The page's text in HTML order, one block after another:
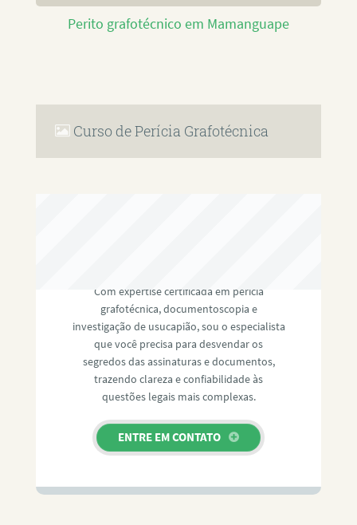
Perito grafotécnico em Mamanguape
Curso de Perícia Grafotécnica
Com expertise certificada em perícia
grafotécnica, documentoscopia e
investigação de usucapião, sou o especialista
que você precisa para desvendar os
segredos das assinaturas e documentos,
trazendo clareza e confiabilidade às
questões legais mais complexas.
ENTRE EM CONTATO